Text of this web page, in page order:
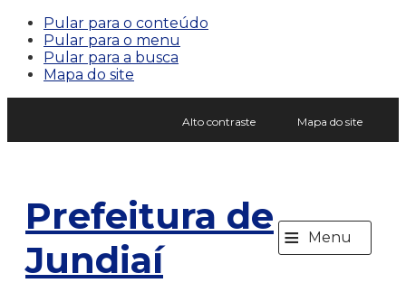
Pular para o conteúdo
Pular para o menu
Pular para a busca
Mapa do site
Alto contraste Mapa do site
Prefeitura de
Jundiaí
≡ Menu